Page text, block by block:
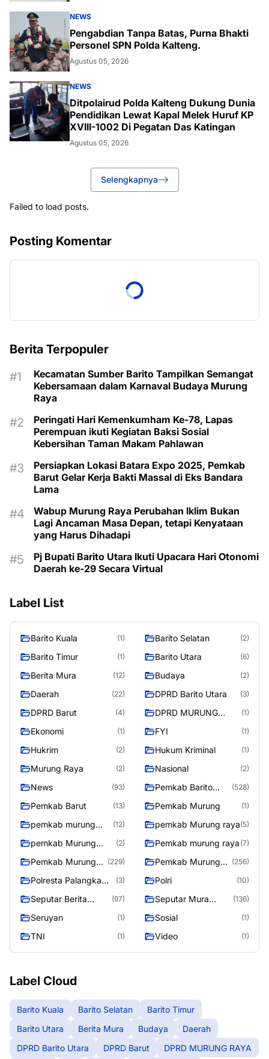
NEWS
Pengabdian Tanpa Batas, Purna Bhakti
Personel SPN Polda Kalteng.
Agustus 05, 2026
NEWS
Ditpolairud Polda Kalteng Dukung Dunia
Pendidikan Lewat Kapal Melek Huruf KP
XVIII-1002 Di Pegatan Das Katingan
Agustus 05, 2026
Selengkapnya
Failed to load posts.
Posting Komentar
Berita Terpopuler
Kecamatan Sumber Barito Tampilkan Semangat
Kebersamaan dalam Karnaval Budaya Murung
Raya
Peringati Hari Kemenkumham Ke-78, Lapas
Perempuan ikuti Kegiatan Baksi Sosial
Kebersihan Taman Makam Pahlawan
Persiapkan Lokasi Batara Expo 2025, Pemkab
Barut Gelar Kerja Bakti Massal di Eks Bandara
Lama
Wabup Murung Raya Perubahan Iklim Bukan
Lagi Ancaman Masa Depan, tetapi Kenyataan
yang Harus Dihadapi
Pj Bupati Barito Utara Ikuti Upacara Hari Otonomi
Daerah ke-29 Secara Virtual
Label List
Barito Kuala (1) Barito Selatan (2)
Barito Timur (1) Barito Utara (6)
Berita Mura (12) Budaya (2)
Daerah (22) DPRD Barito Utara (3)
DPRD Barut (4)
DPRD MURUNG
(1)
Ekonomi (1) FYI (1)
Hukrim (2) Hukum Kriminal (1)
Murung Raya (2) Nasional (2)
News (93)
Pemkab Barito
(528)
Pemkab Barut (13) Pemkab Murung (1)
pemkab murung
(12) pemkab Murung raya(5)
pemkab Murung
(2) Pemkab murung raya (7)
Pemkab Murung
(229)
Pemkab Murung
(256)
Polresta Palangka
(3) Polri (10)
Seputar Berita
(97)
Seputar Mura
(136)
Seruyan (1) Sosial (1)
TNI (1) Video (1)
Label Cloud
Barito Kuala Barito Selatan
Barito Timur
Barito Utara
Berita Mura Budaya
Daerah
DPRD Barito Utara
DPRD Barut
DPRD MURUNG RAYA